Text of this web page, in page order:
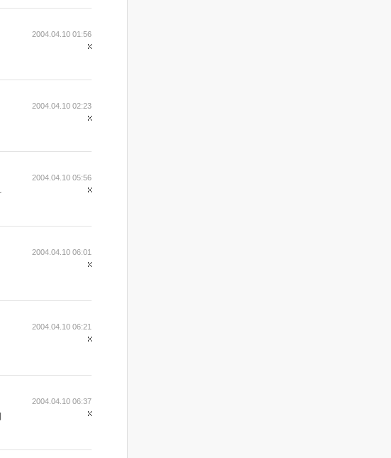
2004.04.10 01:56
2004.04.10 02:23
2004.04.10 05:56
2004.04.10 06:01
2004.04.10 06:21
2004.04.10 06:37